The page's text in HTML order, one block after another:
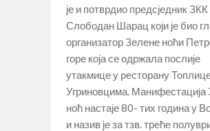
је и потврдио предсједник ЗКК
Слободан Шарац који је био
организатор Зелене ноћи
горе која се одржала послије
утакмице у ресторану
Угриновцима. Манифестација
ноћ настаје 80- тих година у
и назив је за тзв. треће